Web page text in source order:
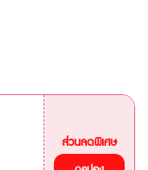
Voucher JR ไปแลกตั๋วจริงที่ญี่ปุ่น
90 วัน **ตั๋วกระดาษ จัดส่งทาง
3 วันทำการ ** ตั๋วจะจัดส่งเฉพาะวันทำการ
(ไม่รวมวันหยุดนักขัตฤกษ์ วันศุกร์
ส่วนลดพิเศษ